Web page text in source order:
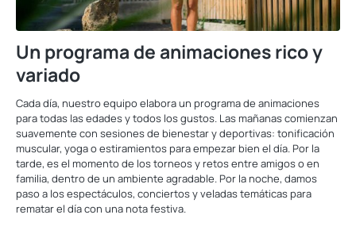
Un programa de animaciones rico y
variado
Cada día, nuestro equipo elabora un programa de animaciones
para todas las edades y todos los gustos. Las mañanas comienzan
suavemente con sesiones de bienestar y deportivas: tonificación
muscular, yoga o estiramientos para empezar bien el día. Por la
tarde, es el momento de los torneos y retos entre amigos o en
familia, dentro de un ambiente agradable. Por la noche, damos
paso a los espectáculos, conciertos y veladas temáticas para
rematar el día con una nota festiva.